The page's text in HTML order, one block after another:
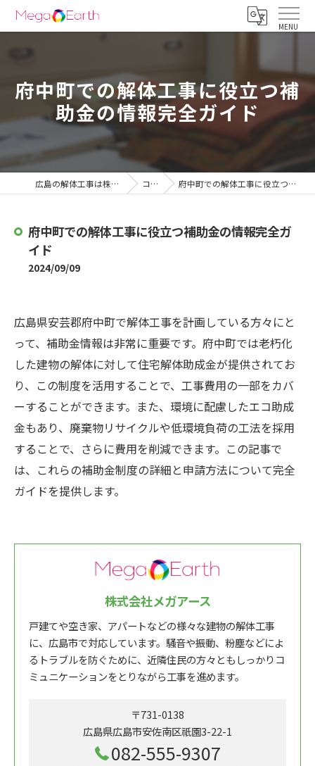
府中町での解体工事に役立つ補
助金の情報完全ガイド
広島の解体工事は株式会社メガアース コラム 府中町での解体工事に役立つ補助金の情報完全ガイド
府中町での解体工事に役立つ補助金の情報完全ガ
イド
2024/09/09
広島県安芸郡府中町で解体工事を計画している方々にと
って、補助金情報は非常に重要です。府中町では老朽化
した建物の解体に対して住宅解体助成金が提供されてお
り、この制度を活用することで、工事費用の一部をカバ
ーすることができます。また、環境に配慮したエコ助成
金もあり、廃棄物リサイクルや低環境負荷の工法を採用
することで、さらに費用を削減できます。この記事で
は、これらの補助金制度の詳細と申請方法について完全
ガイドを提供します。
株式会社メガアース
戸建てや空き家、アパートなどの様々な建物の解体工事
に、広島市で対応しています。騒音や振動、粉塵などによ
るトラブルを防ぐために、近隣住民の方々ともしっかりコ
ミュニケーションをとりながら工事を進めます。
〒731-0138
広島県広島市安佐南区祇園3-22-1
082-555-9307